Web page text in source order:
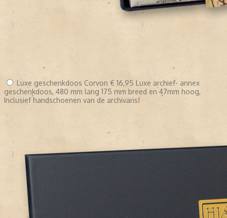
Luxe geschenkdoos Corvon € 16,95 Luxe archief- annex
geschenkdoos, 480 mm lang 175 mm breed en 47mm hoog,
Inclusief handschoenen van de archivaris!